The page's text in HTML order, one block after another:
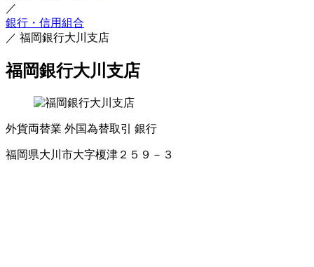
／
銀行・信用組合
／ 福岡銀行大川支店
福岡銀行大川支店
外貨両替業 外国為替取引 銀行
福岡県大川市大字榎津２５９－３